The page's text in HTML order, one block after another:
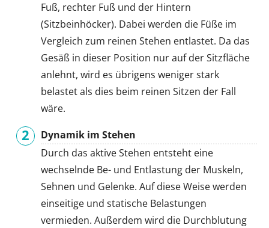
Fuß, rechter Fuß und der Hintern
(Sitzbeinhöcker). Dabei werden die Füße im
Vergleich zum reinen Stehen entlastet. Da das
Gesäß in dieser Position nur auf der Sitzfläche
anlehnt, wird es übrigens weniger stark
belastet als dies beim reinen Sitzen der Fall
wäre.
Dynamik im Stehen
Durch das aktive Stehen entsteht eine
wechselnde Be- und Entlastung der Muskeln,
Sehnen und Gelenke. Auf diese Weise werden
einseitige und statische Belastungen
vermieden. Außerdem wird die Durchblutung